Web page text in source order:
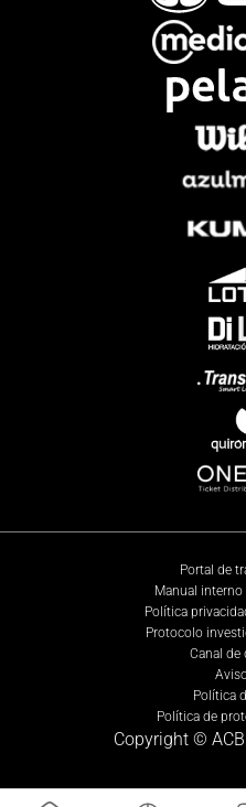
Portal de
Manual
Política
Protocolo
Canal de
Política
Política de
Copyright ©